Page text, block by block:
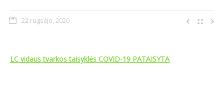
Atviri duomenys
22 rugsėjo, 2020
LC vidaus tvarkos taisyklės COVID-19 PATAISYTA